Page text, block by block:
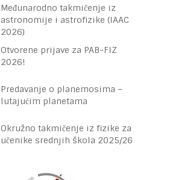
Međunarodno takmičenje iz
astronomije i astrofizike (IAAC
2026)
Otvorene prijave za PAB-FIZ
2026!
Predavanje o planemosima –
lutajućim planetama
Okružno takmičenje iz fizike za
učenike srednjih škola 2025/26